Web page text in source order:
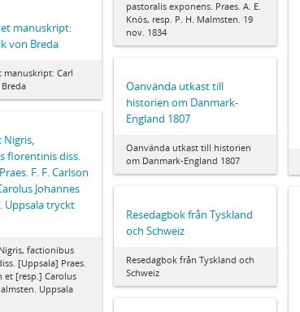
pastoralis exponens. Praes. A. E.
Knös, resp. P. H. Malmsten. 19
nov. 1834
manuskript:
von Breda
manuskript: Carl
Oanvända utkast till
historien om Danmark-
England 1807
Oanvända utkast till historien
om Danmark-England 1807
Nigris,
florentinis diss.
F. F. Carlson
Johannes
Uppsala tryckt
factionibus
[Uppsala] Praes.
et [resp.] Carolus
Uppsala
Resedagbok från Tyskland
och Schweiz
Resedagbok från Tyskland och
Schweiz